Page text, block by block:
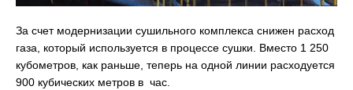
За счет модернизации сушильного комплекса снижен расход
газа, который используется в процессе сушки. Вместо 1 250
кубометров, как раньше, теперь на одной линии расходуется
900 кубических метров в час.